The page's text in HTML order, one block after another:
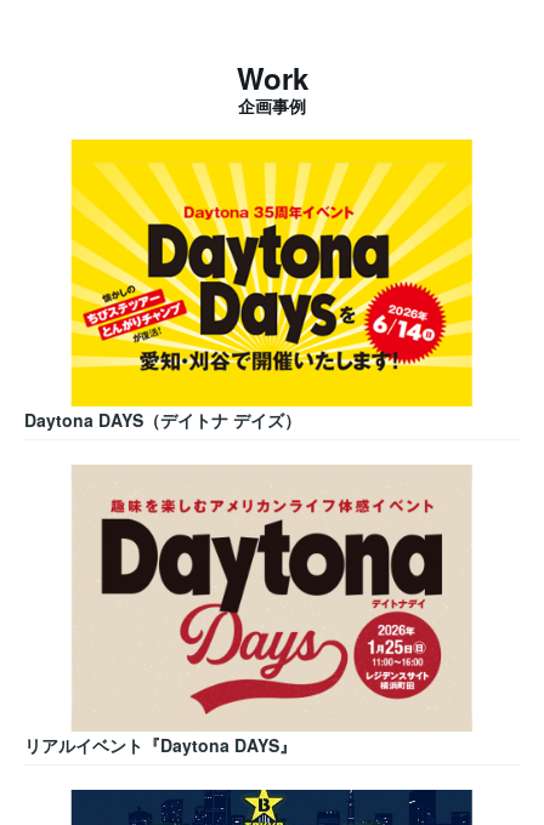
Work
企画事例
Daytona DAYS（デイトナ デイズ）
リアルイベント『Daytona DAYS』